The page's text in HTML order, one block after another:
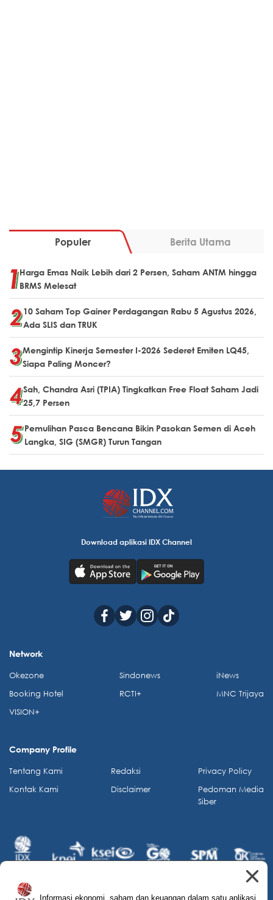
Populer Berita Utama
Harga Emas Naik Lebih dari 2 Persen, Saham ANTM hingga
BRMS Melesat
10 Saham Top Gainer Perdagangan Rabu 5 Agustus 2026,
Ada SLIS dan TRUK
Mengintip Kinerja Semester I-2026 Sederet Emiten LQ45,
Siapa Paling Moncer?
Sah, Chandra Asri (TPIA) Tingkatkan Free Float Saham Jadi
25,7 Persen
Pemulihan Pasca Bencana Bikin Pasokan Semen di Aceh
Langka, SIG (SMGR) Turun Tangan
Informasi ekonomi, saham dan keuangan dalam satu aplikasi.
Download aplikasi IDX Channel
Network
Okezone
Booking Hotel
VISION+
Sindonews
RCTI+
iNews
MNC Trijaya
Company Profile
Tentang Kami
Kontak Kami
Redaksi
Disclaimer
Privacy Policy
Pedoman Media
Siber